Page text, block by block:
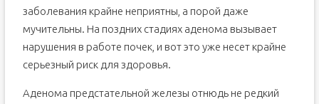
заболевания крайне неприятны, а порой даже
мучительны. На поздних стадиях аденома вызывает
нарушения в работе почек, и вот это уже несет крайне
серьезный риск для здоровья.
Аденома предстательной железы отнюдь не редкий